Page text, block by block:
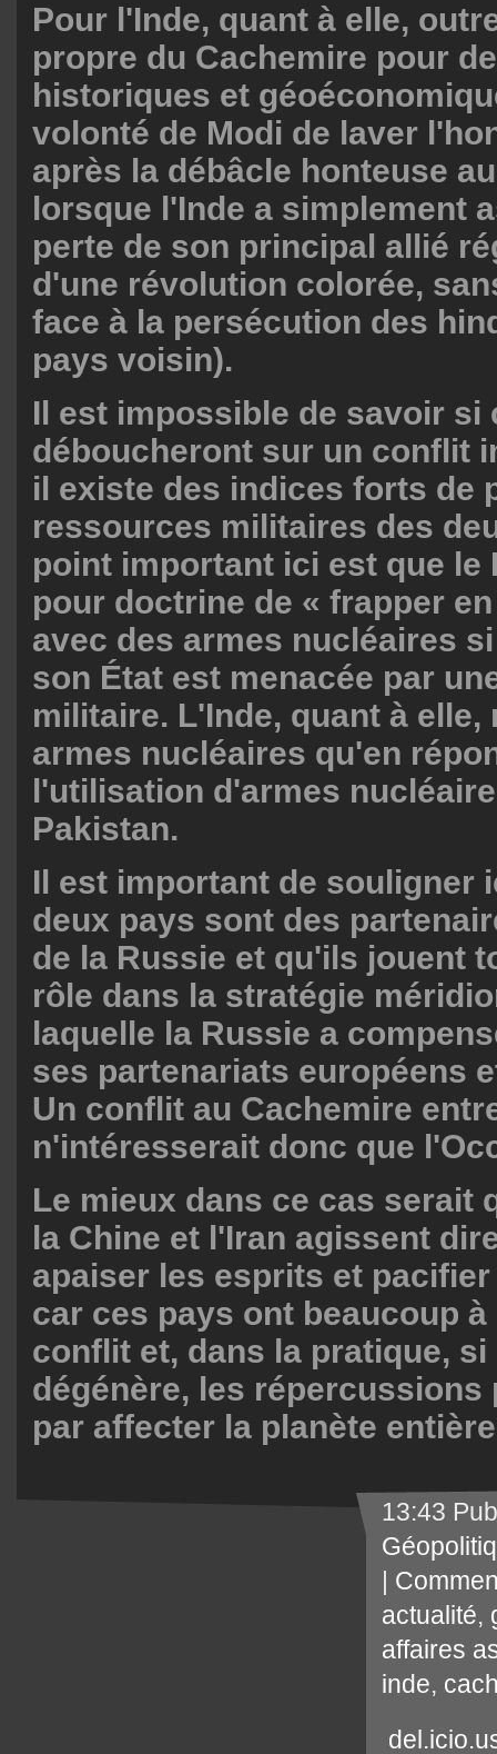
Pour l'Inde, quant à elle,
propre du Cachemire pour
historiques et
volonté de Modi de laver
après la débâcle honteuse
lorsque l'Inde a simplement
perte de son principal allié
d'une révolution colorée,
face à la persécution des
pays voisin).
Il est impossible de savoir si
déboucheront sur un conflit
il existe des indices forts de
ressources militaires des
point important ici est que le
pour doctrine de « frapper
avec des armes nucléaires
son État est menacée par
militaire. L'Inde, quant à
armes nucléaires qu'en
l'utilisation d'armes
Pakistan.
Il est important de souligner
deux pays sont des
de la Russie et qu'ils jouent
rôle dans la stratégie
laquelle la Russie a
ses partenariats européens
Un conflit au Cachemire
n'intéresserait donc que
Le mieux dans ce cas serait
la Chine et l'Iran agissent
apaiser les esprits et
car ces pays ont beaucoup
conflit et, dans la pratique,
dégénère, les
par affecter la planète
13:43
actualité,
affaires
inde,